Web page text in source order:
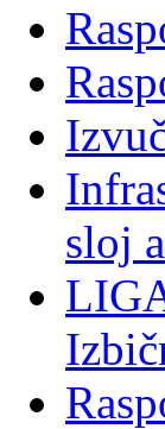
sloj